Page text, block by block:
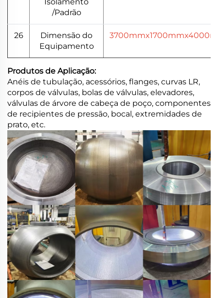
/Padrão
26
Dimensão do
Equipamento
Produtos de Aplicação:
Anéis de tubulação, acessórios, flanges, curvas LR,
corpos de válvulas, bolas de válvulas, elevadores,
válvulas de árvore de cabeça de poço, componentes
de recipientes de pressão, bocal, extremidades de
prato, etc.